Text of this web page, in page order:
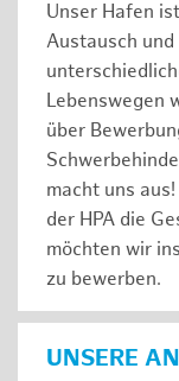
Unser Hafen
Austausch
Lebenswegen
über
macht uns
der HPA die
möchten wir
zu bewerben.
UNSERE